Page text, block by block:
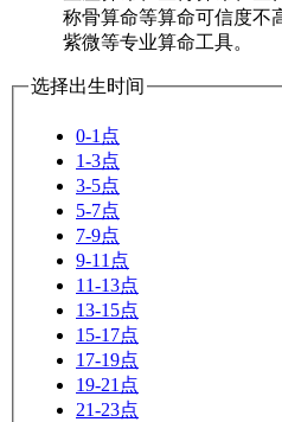
称骨算命等算命可信度不
紫微等专业算命工具。
选择出生时间
0-1点
1-3点
3-5点
5-7点
7-9点
9-11点
11-13点
13-15点
15-17点
17-19点
19-21点
21-23点